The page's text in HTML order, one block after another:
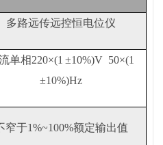
多路远传远控恒电位仪
单相220×(1 ±10%)V 50×(1
±10%)Hz
窄于1%~100%额定输出值